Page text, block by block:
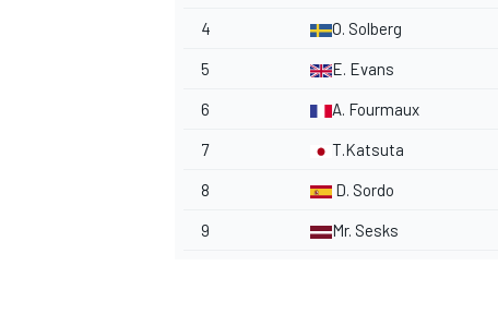
4 O. Solberg
5 E. Evans
6 A. Fourmaux
7 T.Katsuta
8 D. Sordo
9 Mr. Sesks